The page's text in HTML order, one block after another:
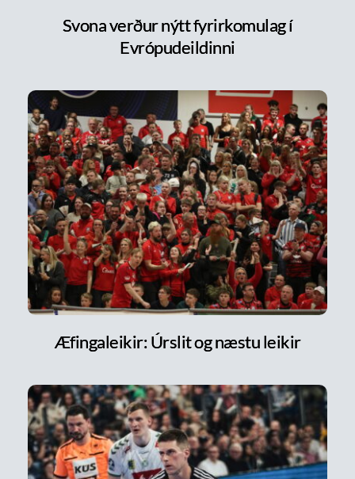
Svona verður nýtt fyrirkomulag í
Evrópudeildinni
Æfingaleikir: Úrslit og næstu leikir